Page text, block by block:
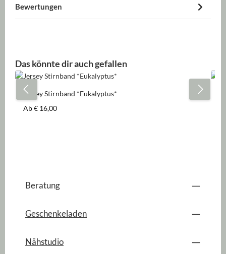
Bewertungen
Produktgalerie überspringen
Das könnte dir auch gefallen
Jersey Stirnband *Eukalyptus*
Regulärer Preis:
Ab€ 16,00
Beratung
Geschenkeladen
Nähstudio